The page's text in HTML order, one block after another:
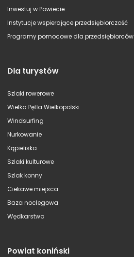
Inwestuj w Powiecie
Instytucje wspierające przedsiębiorczość
Programy pomocowe dla przedsiębiorców
Dla turystów
Szlaki rowerowe
Wielka Pętla Wielkopolski
Windsurfing
Nurkowanie
Kąpieliska
Szlaki kulturowe
Szlak konny
Ciekawe miejsca
Baza noclegowa
Wędkarstwo
Powiat koniński